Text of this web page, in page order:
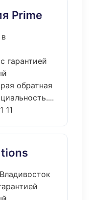
Prime
гарантией
обратная
11